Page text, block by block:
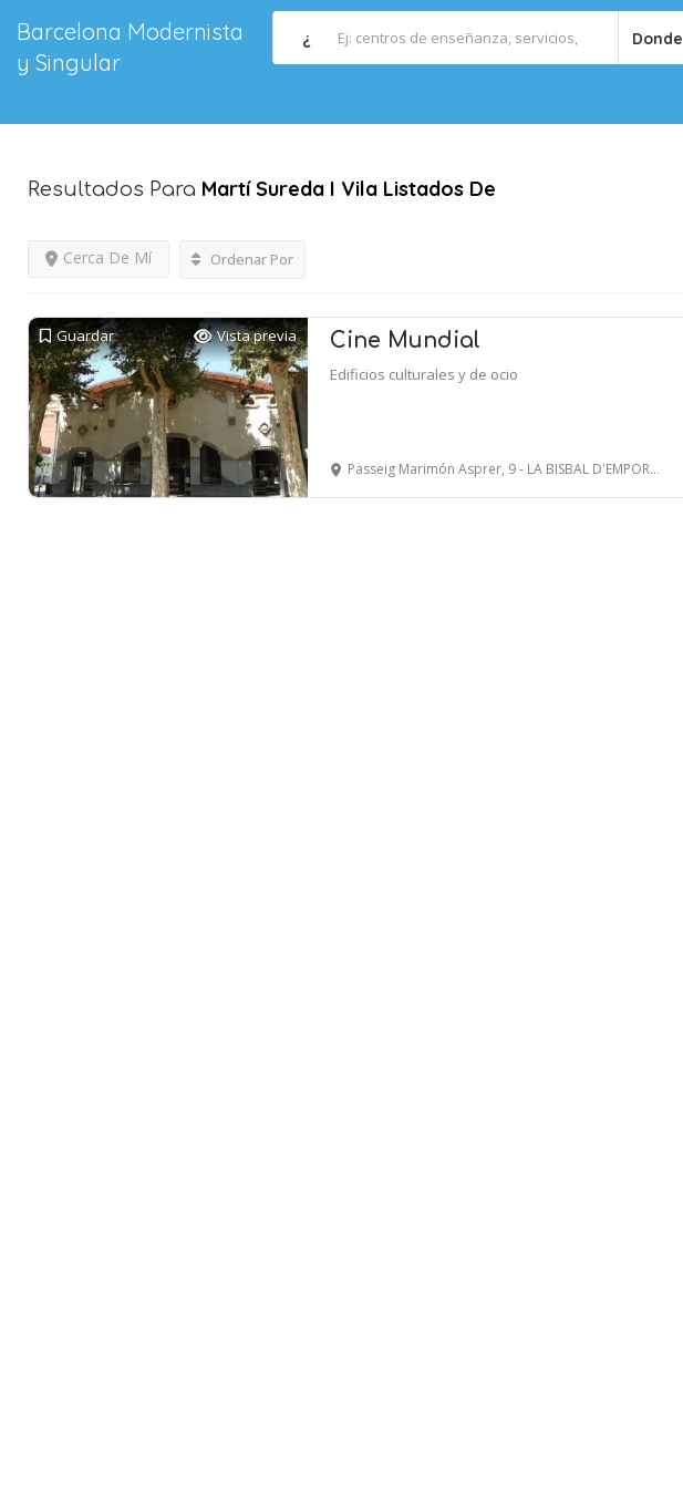
Barcelona Modernista
y Singular
¿ Donde
Resultados Para Martí Sureda I Vila Listados De
Cerca De Mí Ordenar Por
Guardar Vista previa Cine Mundial
Edificios culturales y de ocio
Passeig Marimón Asprer, 9 - LA BISBAL D'EMPORDÀ